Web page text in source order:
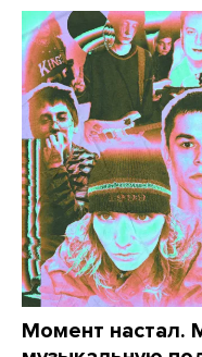
Момент настал.